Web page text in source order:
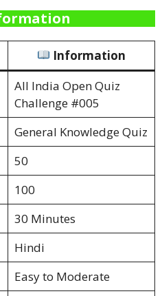
Information
All India Open Quiz
Challenge #005
General Knowledge Quiz
50
100
30 Minutes
Hindi
Easy to Moderate